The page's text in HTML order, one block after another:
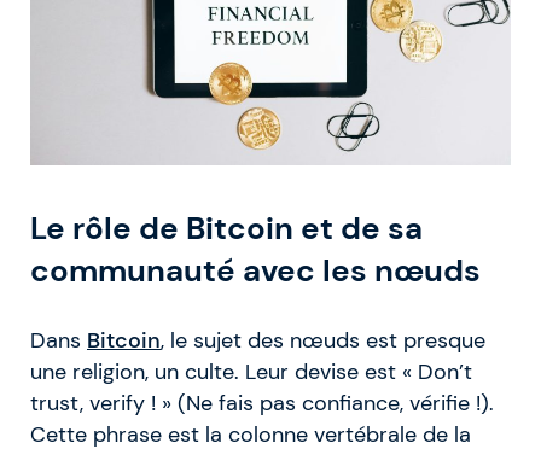
Le rôle de Bitcoin et de sa
communauté avec les nœuds
Dans Bitcoin, le sujet des nœuds est presque
une religion, un culte. Leur devise est « Don’t
trust, verify ! » (Ne fais pas confiance, vérifie !).
Cette phrase est la colonne vertébrale de la